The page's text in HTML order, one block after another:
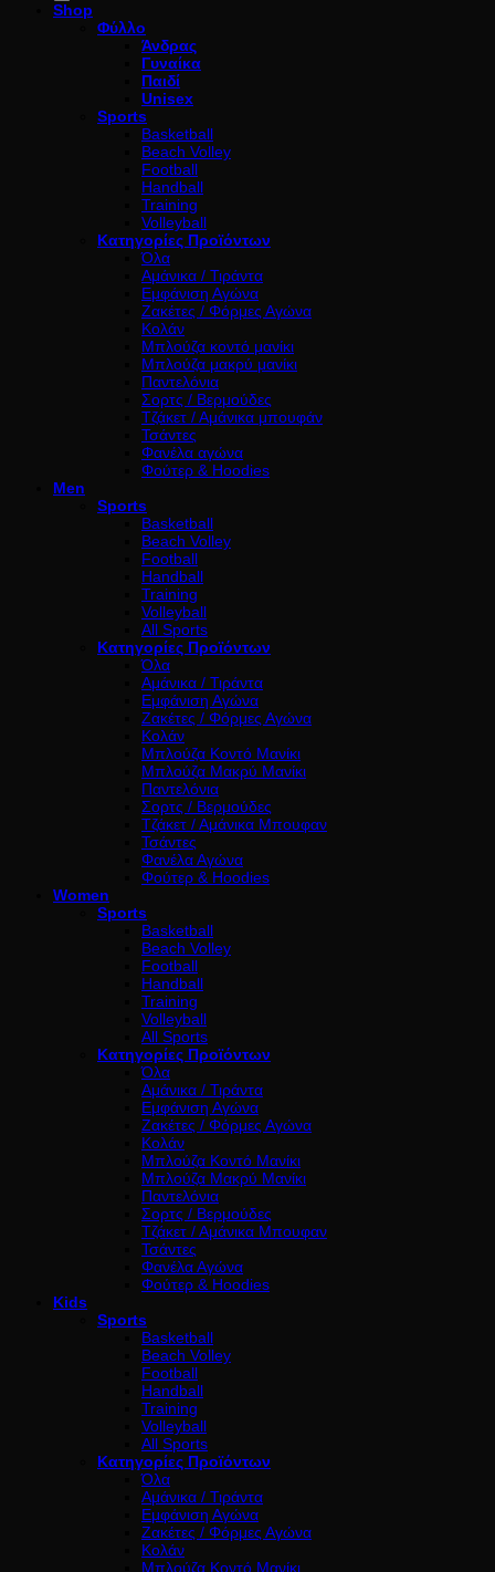
Shop
Φύλλο
Άνδρας
Γυναίκα
Παιδί
Unisex
Sports
Basketball
Beach Volley
Football
Handball
Training
Volleyball
Κατηγορίες Προϊόντων
Όλα
Αμάνικα / Τιράντα
Εμφάνιση Αγώνα
Ζακέτες / Φόρμες Αγώνα
Κολάν
Μπλούζα κοντό μανίκι
Μπλούζα μακρύ μανίκι
Παντελόνια
Σορτς / Βερμούδες
Τζάκετ / Αμάνικα μπουφάν
Τσάντες
Φανέλα αγώνα
Φούτερ & Hoodies
Men
Sports
Basketball
Beach Volley
Football
Handball
Training
Volleyball
All Sports
Κατηγορίες Προϊόντων
Όλα
Αμάνικα / Τιράντα
Εμφάνιση Αγώνα
Ζακέτες / Φόρμες Αγώνα
Κολάν
Μπλούζα Κοντό Μανίκι
Μπλούζα Μακρύ Μανίκι
Παντελόνια
Σορτς / Βερμούδες
Τζάκετ / Αμάνικα Μπουφαν
Τσάντες
Φανέλα Αγώνα
Φούτερ & Hoodies
Women
Sports
Basketball
Beach Volley
Football
Handball
Training
Volleyball
All Sports
Κατηγορίες Προϊόντων
Όλα
Αμάνικα / Τιράντα
Εμφάνιση Αγώνα
Ζακέτες / Φόρμες Αγώνα
Κολάν
Μπλούζα Κοντό Μανίκι
Μπλούζα Μακρύ Μανίκι
Παντελόνια
Σορτς / Βερμούδες
Τζάκετ / Αμάνικα Μπουφαν
Τσάντες
Φανέλα Αγώνα
Φούτερ & Hoodies
Kids
Sports
Basketball
Beach Volley
Football
Handball
Training
Volleyball
All Sports
Κατηγορίες Προϊόντων
Όλα
Αμάνικα / Τιράντα
Εμφάνιση Αγώνα
Ζακέτες / Φόρμες Αγώνα
Κολάν
Μπλούζα Κοντό Μανίκι